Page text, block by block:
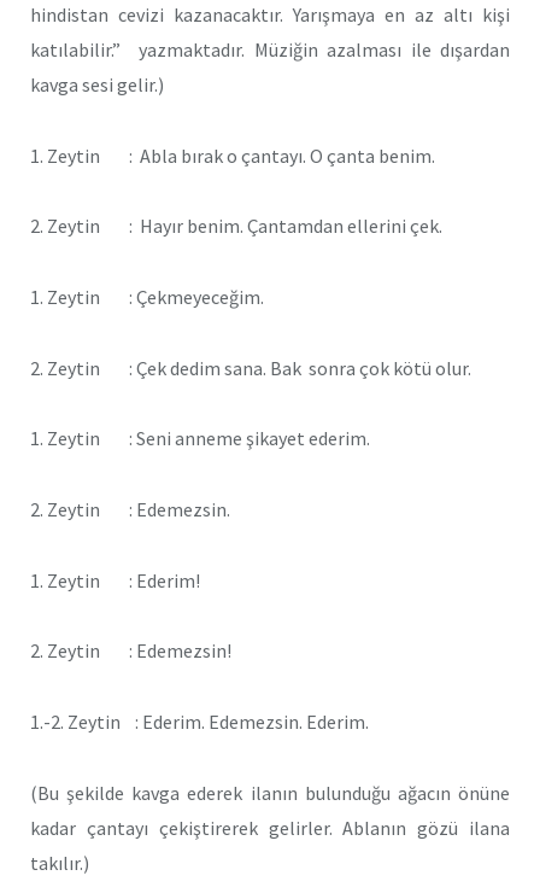
hindistan cevizi kazanacaktır. Yarışmaya en az altı kişi
katılabilir.” yazmaktadır. Müziğin azalması ile dışardan
kavga sesi gelir.)
1. Zeytin : Abla bırak o çantayı. O çanta benim.
2. Zeytin : Hayır benim. Çantamdan ellerini çek.
1. Zeytin : Çekmeyeceğim.
2. Zeytin : Çek dedim sana. Bak sonra çok kötü olur.
1. Zeytin : Seni anneme şikayet ederim.
2. Zeytin : Edemezsin.
1. Zeytin : Ederim!
2. Zeytin : Edemezsin!
1.-2. Zeytin : Ederim. Edemezsin. Ederim.
(Bu şekilde kavga ederek ilanın bulunduğu ağacın önüne
kadar çantayı çekiştirerek gelirler. Ablanın gözü ilana
takılır.)